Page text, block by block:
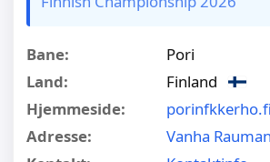
Bane:
Pori
Land:
Finland
Hjemmeside:
porinfkkerho.fi
Adresse:
Vanha